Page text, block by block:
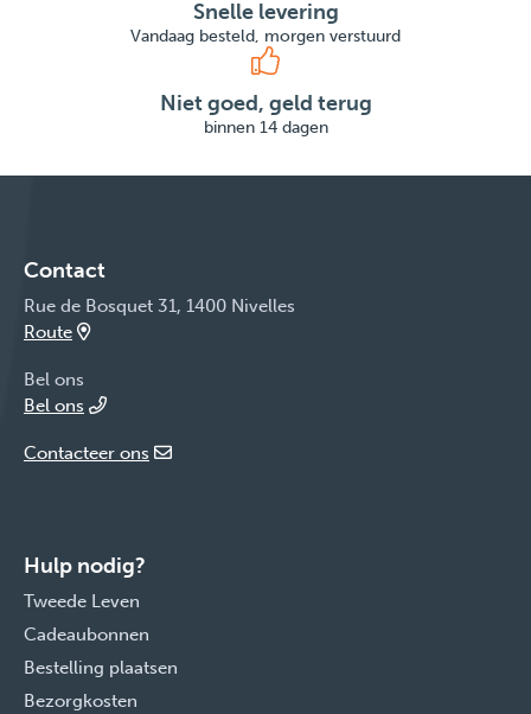
Snelle levering
Vandaag besteld, morgen verstuurd
Niet goed, geld terug
binnen 14 dagen
Contact
Rue de Bosquet 31, 1400 Nivelles
Route
Bel ons
Bel ons
Contacteer ons
Hulp nodig?
Tweede Leven
Cadeaubonnen
Bestelling plaatsen
Bezorgkosten